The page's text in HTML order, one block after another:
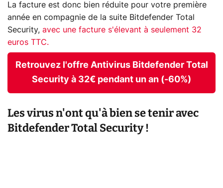
La facture est donc bien réduite pour votre première
année en compagnie de la suite Bitdefender Total
Security, avec une facture s'élevant à seulement 32
euros TTC.
Retrouvez l'offre Antivirus Bitdefender Total
Security à 32€ pendant un an (-60%)
Les virus n'ont qu'à bien se tenir avec
Bitdefender Total Security !